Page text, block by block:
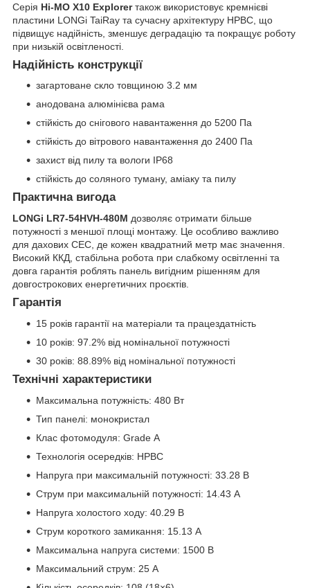
Серія Hi-MO X10 Explorerтакож використовує кремнієві
пластини LONGi TaiRay та сучасну архітектуру HPBC, що
підвищує надійність, зменшує деградацію та покращує роботу
при низькій освітленості.
Надійність конструкції
загартоване скло товщиною 3.2 мм
анодована алюмінієва рама
стійкість до снігового навантаження до 5200 Па
стійкість до вітрового навантаження до 2400 Па
захист від пилу та вологи IP68
стійкість до соляного туману, аміаку та пилу
Практична вигода
LONGi LR7-54HVH-480M дозволяє отримати більше
потужності з меншої площі монтажу. Це особливо важливо
для дахових СЕС, де кожен квадратний метр має значення.
Високий ККД, стабільна робота при слабкому освітленні та
довга гарантія роблять панель вигідним рішенням для
довгострокових енергетичних проєктів.
Гарантія
15 років гарантії на матеріали та працездатність
10 років: 97.2% від номінальної потужності
30 років: 88.89% від номінальної потужності
Технічні характеристики
Максимальна потужність: 480 Вт
Тип панелі: монокристал
Клас фотомодуля: Grade А
Технологія осередків: HPBC
Напруга при максимальній потужності: 33.28 В
Струм при максимальній потужності: 14.43 А
Напруга холостого ходу: 40.29 В
Струм короткого замикання: 15.13 А
Максимальна напруга системи: 1500 В
Максимальний струм: 25 А